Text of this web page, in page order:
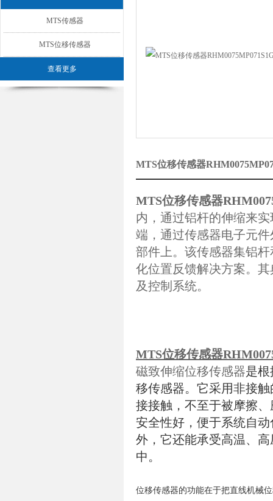
MTS传感器
MTS位移传感器
查看更多
MTS位移传感器
MTS位移传感器
内，通过铝杆的伸缩来
端，通过传感器电子元
部件上。该传感器集铝
化位置反馈解决方案。
及控制系统。
MTS位移传感器
磁致伸缩位移传感器是
移传感器。它采用非接
接接触，不至于被摩擦
安全性好，便于系统自
外，它还能承受高温、
中。
位移传感器的功能在于把直线机械